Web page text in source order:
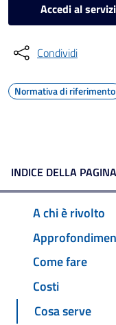
Accedi al
Condividi
Normativa di riferimento
INDICE DELLA PAGINA
A chi è rivolto
Come fare
Costi
Cosa serve